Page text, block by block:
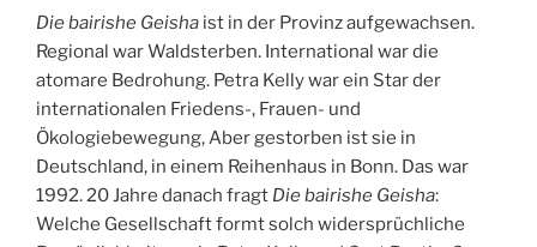
Die bairishe Geisha ist in der Provinz aufgewachsen.
Regional war Waldsterben. International war die
atomare Bedrohung. Petra Kelly war ein Star der
internationalen Friedens-, Frauen- und
Ökologiebewegung, Aber gestorben ist sie in
Deutschland, in einem Reihenhaus in Bonn. Das war
1992. 20 Jahre danach fragt Die bairishe Geisha:
Welche Gesellschaft formt solch widersprüchliche